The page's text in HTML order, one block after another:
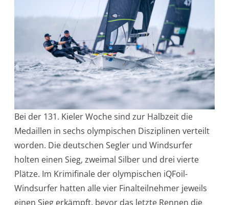
Bei der 131. Kieler Woche sind zur Halbzeit die
Medaillen in sechs olympischen Disziplinen verteilt
worden. Die deutschen Segler und Windsurfer
holten einen Sieg, zweimal Silber und drei vierte
Plätze. Im Krimifinale der olympischen iQFoil-
Windsurfer hatten alle vier Finalteilnehmer jeweils
einen Sieg erkämpft, bevor das letzte Rennen die